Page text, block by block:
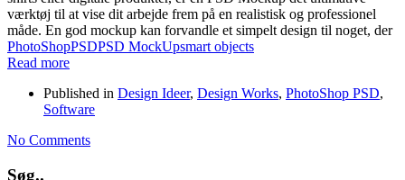
værktøj til at vise dit arbejde frem på en realistisk og professionel
måde. En god mockup kan forvandle et simpelt design til noget, der
PhotoShopPSDPSD MockUpsmart objects
Read more
Published in Design Ideer, Design Works, PhotoShop PSD,
Software
No Comments
Søg..